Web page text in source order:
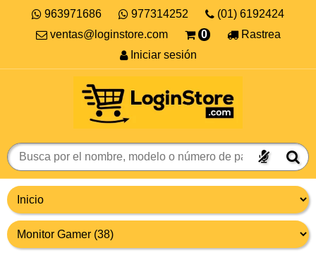
963971686 977314252
(01) 6192424
ventas@loginstore.com
0
Rastrea
Iniciar sesión